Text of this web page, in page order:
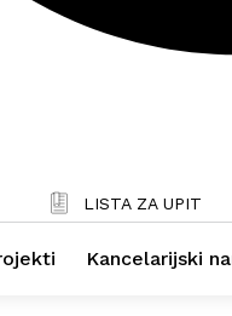
LISTA ZA UPIT
Kancelarijski